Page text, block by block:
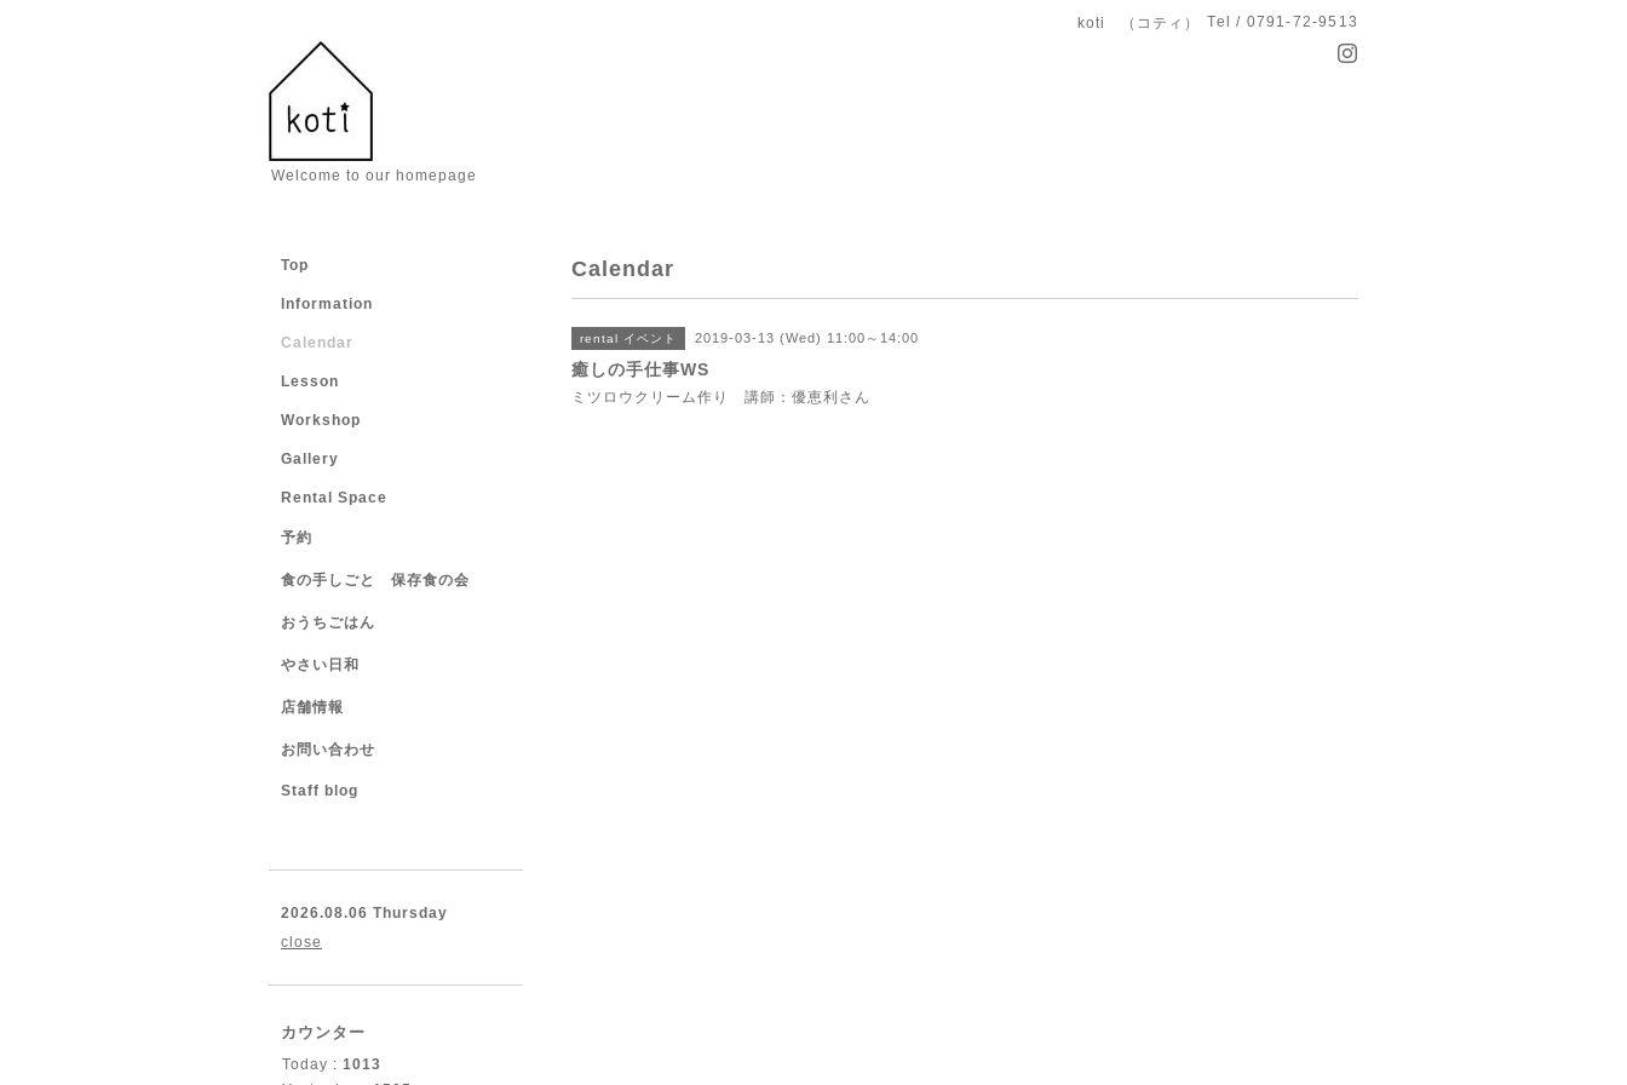
koti （コティ） Tel / 0791-72-9513
Welcome to our homepage
Calendar
rental イベント 2019-03-13 (Wed) 11:00～14:00
癒しの手仕事WS
ミツロウクリーム作り 講師：優恵利さん
Top
Information
Calendar
Lesson
Workshop
Gallery
Rental Space
予約
食の手しごと 保存食の会
おうちごはん
やさい日和
店舗情報
お問い合わせ
Staff blog
2026.08.06 Thursday
close
カウンター
Today : 1013